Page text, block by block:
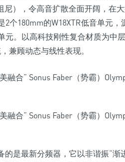
尼），令高音扩散全面开阔，在
个180mm的W18XTR低音单元
元。以高科技刚性复合材质为中
兼顾动态与线性表现。
是最新分频器，它以非谐振“渐